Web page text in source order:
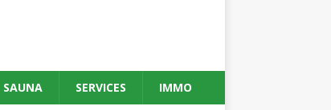
SAUNA SERVICES IMMO